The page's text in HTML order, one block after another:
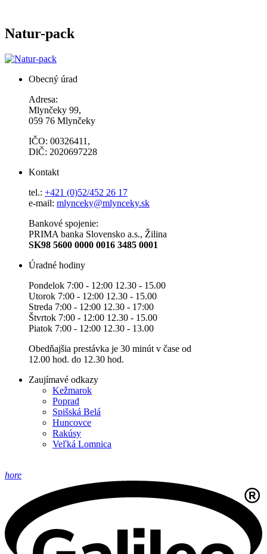
Natur-pack
Obecný úrad
Adresa:
Mlynčeky 99,
059 76 Mlynčeky
IČO: 00326411,
DlČ: 2020697228
Kontakt
tel.: +421 (0)52/452 26 17
e-mail: mlynceky@mlynceky.sk
Bankové spojenie:
PRIMA banka Slovensko a.s., Žilina
SK98 5600 0000 0016 3485 0001
Úradné hodiny
Pondelok 7:00 - 12:00 12.30 - 15.00
Utorok 7:00 - 12:00 12.30 - 15.00
Streda 7:00 - 12:00 12.30 - 17:00
Štvrtok 7:00 - 12:00 12.30 - 15.00
Piatok 7:00 - 12:00 12.30 - 13.00
Obedňajšia prestávka je 30 minút v čase od
12.00 hod. do 12.30 hod.
Zaujímavé odkazy
Kežmarok
Poprad
Spišská Belá
Huncovce
Rakúsy
Veľká Lomnica
hore